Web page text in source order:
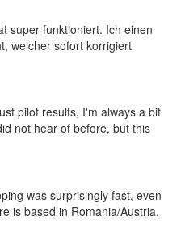
super funktioniert. Ich einen
welcher sofort korrigiert
pilot results, I'm always a bit
not hear of before, but this
was surprisingly fast, even
is based in Romania/Austria.